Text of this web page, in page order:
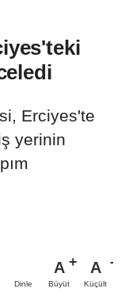
Erciyes'te
yerinin
Dinle
A
Büyüt
A
Küçült